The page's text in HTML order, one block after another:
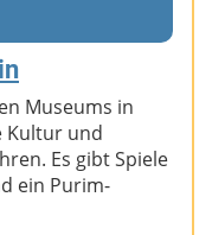
Museums in
Kultur und
Es gibt Spiele
ein Purim-